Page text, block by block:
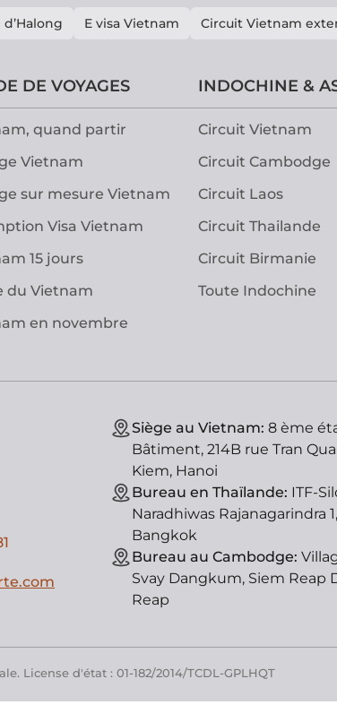
d’Halong E visa Vietnam Circuit Vietnam
DE VOYAGES
quand partir
Vietnam
sur mesure Vietnam
Visa Vietnam
15 jours
du Vietnam
en novembre
INDOCHINE &
Circuit Vietnam
Circuit Cambodge
Circuit Laos
Circuit Thailande
Circuit Birmanie
Toute Indochine
Siège au Vietnam: 8 ème
Bâtiment, 214B rue Tran
Kiem, Hanoi
Bureau en Thaïlande: ITF-
Naradhiwas Rajanagarindra
Bangkok
Bureau au Cambodge:
Svay Dangkum, Siem Reap
Reap
License d'état : 01-182/2014/TCDL-GPLHQT